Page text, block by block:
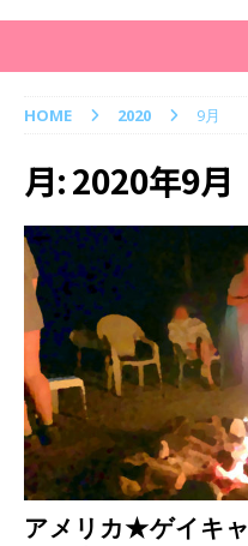
HOME 2020 9月
月:2020年9月
アメリカ★ゲイキ